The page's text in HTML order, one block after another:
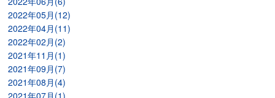
2022年05月(12)
2022年04月(11)
2022年02月(2)
2021年11月(1)
2021年09月(7)
2021年08月(4)